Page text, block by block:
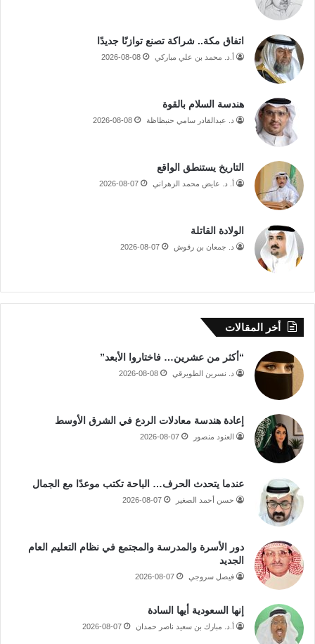
اتفاق مكة.. شراكة تصنع توازنًا جديدًا
أ.د. محمد بن علي مباركي 2026-08-08
هندسة السلام بالقوة
د. عبدالقادر سامي حنبظاظة 2026-08-08
التاريخ يستنطق الواقع
أ. د. عايض محمد الزهراني 2026-08-07
الولادة القاتلة
د. جمعان بن رقوش 2026-08-07
أخر المقالات
“أكثر من عشرين… فاختاروا الأبعد”
د. نسرين الطويرقي 2026-08-08
إعادة هندسة معادلات الردع في الشرق الأوسط
العنود منصور 2026-08-07
عندما يتحدث الحرف… الباحة تكتب موعدًا مع الجمال
حسن أحمد الصغير 2026-08-07
دور الأسرة والمدرسة والمجتمع في نظام التعليم العام
الجديد
فيصل سروجي 2026-08-07
إنها السعودية أيها السادة
أ.د. مبارك بن سعيد ناصر حمدان 2026-08-07